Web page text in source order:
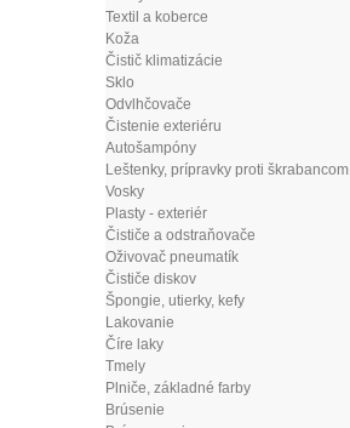
Textil a koberce
Koža
Čistič klimatizácie
Sklo
Odvlhčovače
Čistenie exteriéru
Autošampóny
Leštenky, prípravky proti škrabancom
Vosky
Plasty - exteriér
Čističe a odstraňovače
Oživovač pneumatík
Čističe diskov
Špongie, utierky, kefy
Lakovanie
Číre laky
Tmely
Plniče, základné farby
Brúsenie